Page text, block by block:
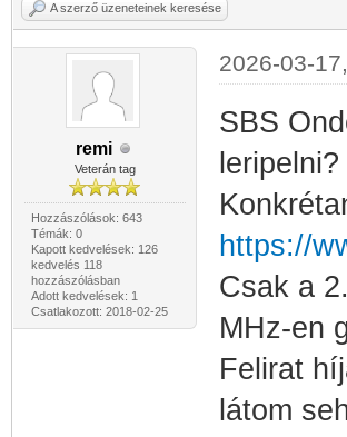
A szerző üzeneteinek keresése
remi
Veterán tag
Hozzászólások: 643
Témák: 0
Kapott kedvelések: 126
kedvelés 118
hozzászólásban
Adott kedvelések: 1
Csatlakozott: 2018-02-25
2026-03-
SBS
leripelni?
https://
Csak a
MHz-en
Felirat
látom